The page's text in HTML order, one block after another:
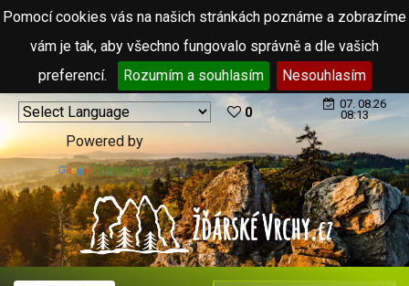
Pomocí cookies vás na našich stránkách poznáme a zobrazíme
vám je tak, aby všechno fungovalo správně a dle vašich
preferencí.
Rozumím a souhlasím Nesouhlasím
Powered by
Translate
0
07. 08.26
08:13